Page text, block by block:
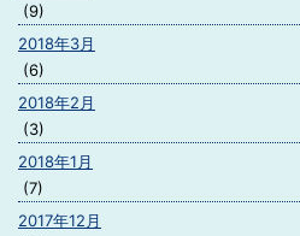
(9)
2018年3月
(6)
2018年2月
(3)
2018年1月
(7)
2017年12月